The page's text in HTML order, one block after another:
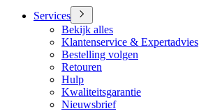
Services
Bekijk alles
Klantenservice & Expertadvies
Bestelling volgen
Retouren
Hulp
Kwaliteitsgarantie
Nieuwsbrief